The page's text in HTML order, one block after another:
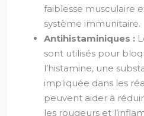
faiblesse musculaire
système immunitaire.
Antihistaminiques :
sont utilisés pour
l’histamine, une
impliquée dans les
peuvent aider à
les rougeurs et